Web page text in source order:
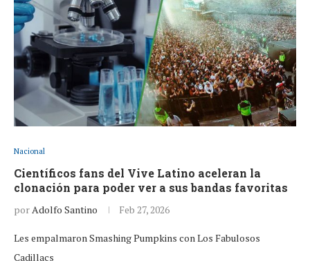
Nacional
Científicos fans del Vive Latino aceleran la
clonación para poder ver a sus bandas favoritas
porAdolfo Santino Feb 27, 2026
Les empalmaron Smashing Pumpkins con Los Fabulosos
Cadillacs